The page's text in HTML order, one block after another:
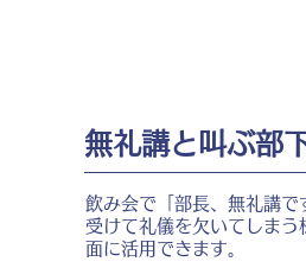
無礼講と叫ぶ部
飲み会で「部長、無礼講
受けて礼儀を欠いてしま
面に活用できます。